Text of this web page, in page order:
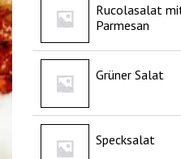
Rucolasalat
Parmesan
Grüner Salat
Specksalat